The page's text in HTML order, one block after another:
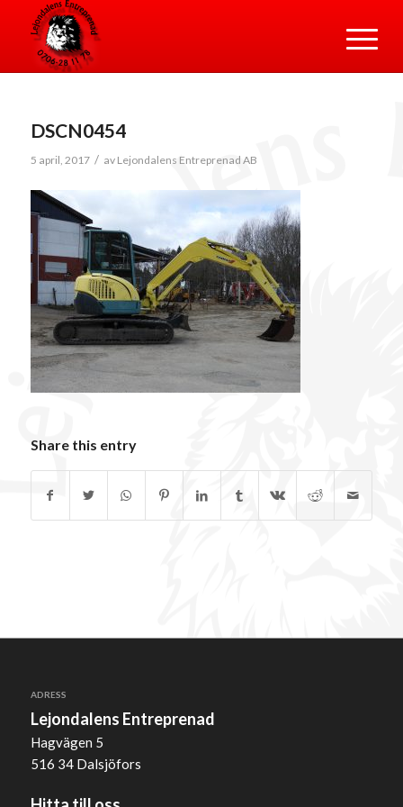
DSCN0454
5 april, 2017 / av Lejondalens Entreprenad AB
Share this entry
ADRESS
Lejondalens Entreprenad
Hagvägen 5
516 34 Dalsjöfors